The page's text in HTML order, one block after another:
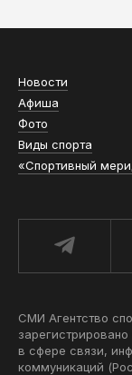
Новости
Афиша
Фото
Виды спорта
«Спортивный
СМИ Агентство
в сфере связи,
коммуникаций